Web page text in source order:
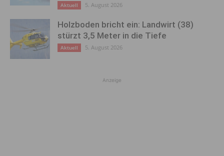
Aktuell 5. August 2026
Holzboden bricht ein: Landwirt (38)
stürzt 3,5 Meter in die Tiefe
Aktuell 5. August 2026
Anzeige